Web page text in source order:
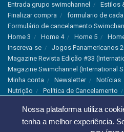
Nossa plataforma utiliza
tenha a melhor experiência.
Entrada grupo swimchannel
Estilos
Finalizar compra
formulario de
Formulário de cancelamento
Home 3
Home 4 Home 5
Inscreva-se
Jogos Panamericanos
Magazine Revista Edição #33
Magazine Swimchannel (International
Minha conta
Newsletter Notícias
Nutrição
Política de Cancelamento
Recordes & Rankings
Revistas
Swimchannel
Thank You Treino